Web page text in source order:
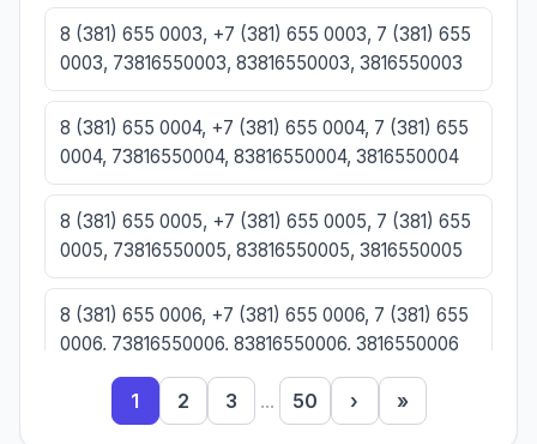
8 (381) 655 0003, +7 (381) 655 0003, 7 (381) 655
0003, 73816550003, 83816550003, 3816550003
8 (381) 655 0004, +7 (381) 655 0004, 7 (381) 655
0004, 73816550004, 83816550004, 3816550004
8 (381) 655 0005, +7 (381) 655 0005, 7 (381) 655
0005, 73816550005, 83816550005, 3816550005
8 (381) 655 0006, +7 (381) 655 0006, 7 (381) 655
0006, 73816550006, 83816550006, 3816550006
8 (381) 655 0007, +7 (381) 655 0007, 7 (381) 655
1 2 3 ... 50 › »